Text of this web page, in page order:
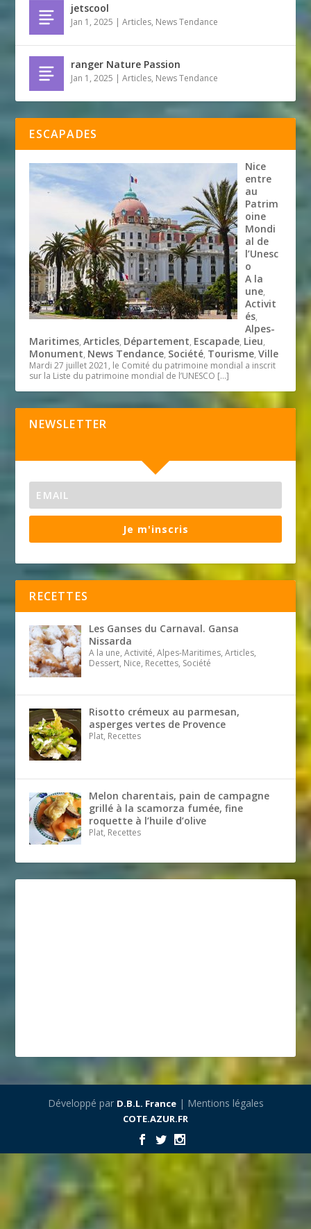
jetscool
Jan 1, 2025 |Articles, News Tendance
ranger Nature Passion
Jan 1, 2025 |Articles, News Tendance
ESCAPADES
Nice
entre
au
Patrim
oine
Mondi
al de
l’Unesc
o
A la
une,
Activit
és,
Alpes-
Maritimes,Articles, Département, Escapade, Lieu,
Monument, News Tendance, Société, Tourisme,Ville
Mardi 27 juillet 2021, le Comité du patrimoine mondial a inscrit
sur la Liste du patrimoine mondial de l’UNESCO […]
NEWSLETTER
Je m'inscris
RECETTES
Les Ganses du Carnaval. Gansa
Nissarda
A la une, Activité, Alpes-Maritimes, Articles,
Dessert, Nice, Recettes, Société
Risotto crémeux au parmesan,
asperges vertes de Provence
Plat, Recettes
Melon charentais, pain de campagne
grillé à la scamorza fumée, fine
roquette à l’huile d’olive
Plat, Recettes
Développé par D.B.L. France| Mentions légales
COTE.AZUR.FR